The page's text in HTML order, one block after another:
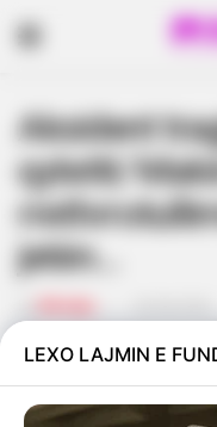
Aksident
qytetit/
jetën…